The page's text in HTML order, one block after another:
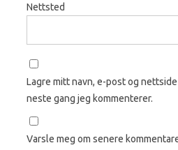
Nettsted
Lagre mitt navn, e-post og
neste gang jeg kommenterer.
Varsle meg om senere